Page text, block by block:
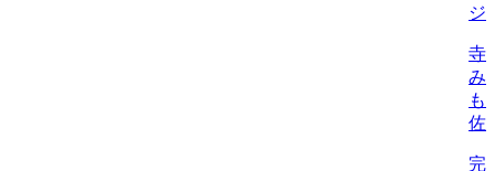
ジ
寺
み
も
佐
完